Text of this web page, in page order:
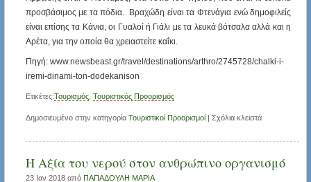
προσβάσιμος με τα πόδια. Βραχώδη είναι τα Φτενάγια ενώ δημοφιλείς
είναι επίσης τα Κάνια, οι Γυαλοί ή Γιάλι με τα λευκά βότσαλα αλλά και η
Αρέτα, για την οποία θα χρειαστείτε καΐκι.
Πηγή: www.newsbeast.gr/travel/destinations/arthro/2745728/chalki-i-
iremi-dinami-ton-dodekanison
Ετικέτες:Τουρισμός, Τουριστικός Προορισμός
Δημοσιευμένο στην κατηγορία Τουριστικοί Προορισμοί| Σχόλια κλειστά
Η Αξία του νερού στον ανθρώπινο οργανισμό
23 Ιαν 2018 από ΠΑΠΑΔΟΥΛΗ ΜΑΡΙΑ